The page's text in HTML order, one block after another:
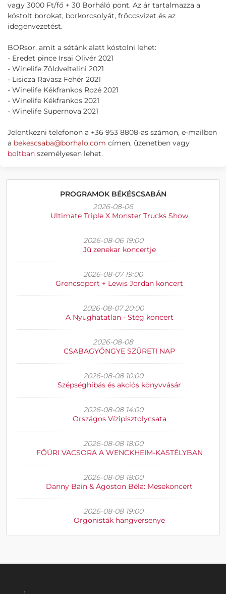
vagy 3000 Ft/fő + 30 Borháló pont. Az ár tartalmazza a
kóstolt borokat, borkorcsolyát, fröccsvizet és az
idegenvezetést.
BORsor, amit a sétánk alatt kóstolni lehet:
- Eredet pince Irsai Olivér 2021
- Winelife Zöldveltelini 2021
- Lisicza Ravasz Fehér 2021
- Winelife Kékfrankos Rozé 2021
- Winelife Kékfrankos 2021
- Winelife Supernova 2021
Jelentkezni telefonon a +36 953 8808-as számon, e-mailben
a bekescsaba@borhalo.com címen, üzenetben vagy
boltban személyesen lehet.
PROGRAMOK BÉKÉSCSABÁN
2026-08-06
Ultimate Triple X Monster Trucks Show
2026-08-06 19:00
Jü zenekar koncertje
2026-08-07 19:00
Grencsoport + Lewis Jordan koncert
2026-08-07 20:00
A Nyughatatlan - Stég koncert
2026-08-08
CSABAGYÖNGYE SZÜRETI NAP
2026-08-08 10:00
Szépséghibás és akciós könyvvásár
2026-08-08 14:00
Országos Vízipisztolycsata
2026-08-08 18:00
FŐÚRI VACSORA A WENCKHEIM-KASTÉLYBAN
2026-08-08 18:00
Danny Bain & Ágoston Béla: Mesekoncert
2026-08-08 19:00
Orgonisták hangversenye